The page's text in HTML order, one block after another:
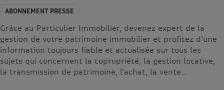
ABONNEMENT PRESSE
Grâce au Particulier Immobilier, devenez expert de la
gestion de votre patrimoine immobilier et profitez d'une
information toujours fiable et actualisée sur tous les
sujets qui concernent la copropriété, la gestion locative,
la transmission de patrimoine, l'achat, la vente...